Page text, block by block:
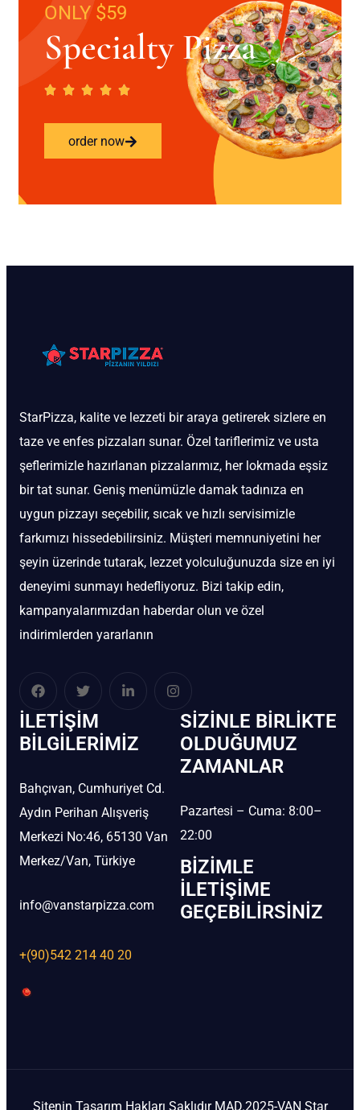
ONLY $59
Specialty Pizza
order now
StarPizza, kalite ve lezzeti bir araya getirerek sizlere en
taze ve enfes pizzaları sunar. Özel tariflerimiz ve usta
şeflerimizle hazırlanan pizzalarımız, her lokmada eşsiz
bir tat sunar. Geniş menümüzle damak tadınıza en
uygun pizzayı seçebilir, sıcak ve hızlı servisimizle
farkımızı hissedebilirsiniz. Müşteri memnuniyetini her
şeyin üzerinde tutarak, lezzet yolculuğunuzda size en iyi
deneyimi sunmayı hedefliyoruz. Bizi takip edin,
kampanyalarımızdan haberdar olun ve özel
indirimlerden yararlanın
İLETIŞIM
BİLGILERIMIZ
Bahçıvan, Cumhuriyet Cd.
Aydın Perihan Alışveriş
Merkezi No:46, 65130 Van
Merkez/Van, Türkiye
info@vanstarpizza.com
+(90)542 214 40 20
SIZINLE BIRLIKTE
OLDUĞUMUZ
ZAMANLAR
Pazartesi – Cuma: 8:00–
22:00
BIZIMLE
İLETIŞIME
GEÇEBILIRSINIZ
Sitenin Tasarım Hakları Saklıdır MAD.2025-VAN Star